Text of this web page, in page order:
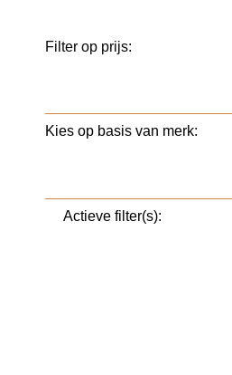
Filter op prijs:
Kies op basis van merk:
Actieve filter(s):